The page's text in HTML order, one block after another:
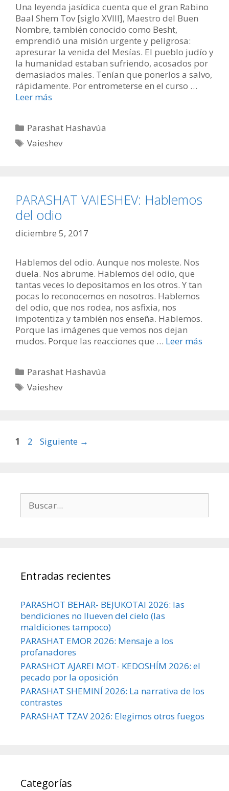
Una leyenda jasídica cuenta que el gran Rabino
Baal Shem Tov [siglo XVIII], Maestro del Buen
Nombre, también conocido como Besht,
emprendió una misión urgente y peligrosa:
apresurar la venida del Mesías. El pueblo judío y
la humanidad estaban sufriendo, acosados por
demasiados males. Tenían que ponerlos a salvo,
rápidamente. Por entrometerse en el curso …
Leer más
Categorías
Parashat Hashavúa
Etiquetas
Vaieshev
PARASHAT VAIESHEV: Hablemos
del odio
diciembre 5, 2017
Hablemos del odio. Aunque nos moleste. Nos
duela. Nos abrume. Hablemos del odio, que
tantas veces lo depositamos en los otros. Y tan
pocas lo reconocemos en nosotros. Hablemos
del odio, que nos rodea, nos asfixia, nos
impotentiza y también nos enseña. Hablemos.
Porque las imágenes que vemos nos dejan
mudos. Porque las reacciones que … Leer más
Categorías
Parashat Hashavúa
Etiquetas
Vaieshev
Página
1 Página
2 Siguiente →
Entradas recientes
PARASHOT BEHAR- BEJUKOTAI 2026: las
bendiciones no llueven del cielo (las
maldiciones tampoco)
PARASHAT EMOR 2026: Mensaje a los
profanadores
PARASHOT AJAREI MOT- KEDOSHÍM 2026: el
pecado por la oposición
PARASHAT SHEMINÍ 2026: La narrativa de los
contrastes
PARASHAT TZAV 2026: Elegimos otros fuegos
Categorías